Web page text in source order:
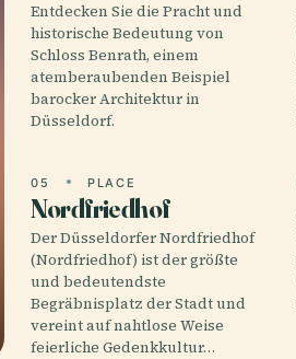
Entdecken Sie die Pracht und
historische Bedeutung von
Schloss Benrath, einem
atemberaubenden Beispiel
barocker Architektur in
Düsseldorf.
05 PLACE
Nordfriedhof
Der Düsseldorfer Nordfriedhof
(Nordfriedhof) ist der größte
und bedeutendste
Begräbnisplatz der Stadt und
vereint auf nahtlose Weise
feierliche Gedenkkultur…